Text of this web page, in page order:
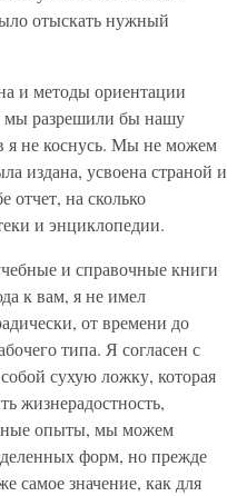
отыскать нужный
и методы ориентации
мы разрешили бы нашу
я не коснусь. Мы не можем
издана, усвоена страной и
отчет, на сколько
и энциклопедии.
и справочные книги
к вам, я не имел
от времени до
типа. Я согласен с
сухую ложку, которая
жизнерадостность,
опыты, мы можем
форм, но прежде
самое значение, как для